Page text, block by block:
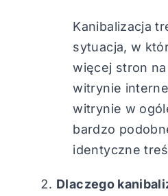
Kanibalizacja
sytuacja, w
więcej stron
witrynie
witrynie w
bardzo
identyczne
Dlaczego